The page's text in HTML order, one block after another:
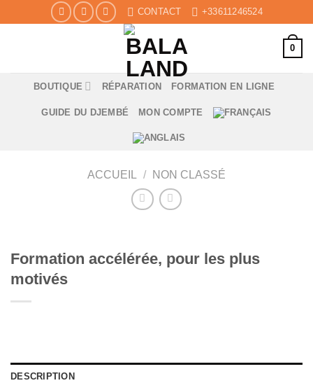
to
CONTACT +33611246524
0
BOUTIQUE RÉPARATION FORMATION EN LIGNE
GUIDE DU DJEMBÉ MON COMPTE
ACCUEIL / NON CLASSÉ
Formation accélérée, pour les plus
motivés
DESCRIPTION